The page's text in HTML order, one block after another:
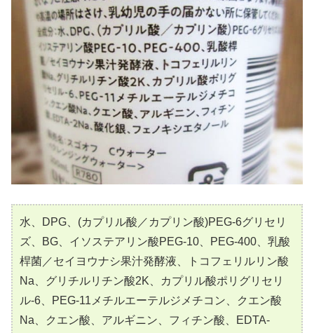
水、DPG、(カプリル酸／カプリン酸)PEG-6グリセリ
ズ、BG、イソステアリン酸PEG-10、PEG-400、乳酸
桿菌／セイヨウナシ果汁発酵液、トコフェリルリン酸
Na、グリチルリチン酸2K、カプリル酸ポリグリセリ
ル-6、PEG-11メチルエーテルジメチコン、クエン酸
Na、クエン酸、アルギニン、フィチン酸、EDTA-